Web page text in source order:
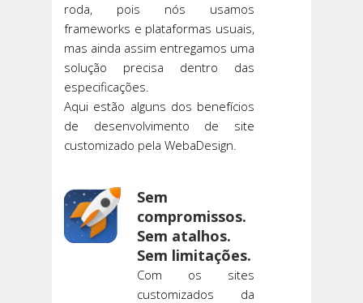
roda, pois nós usamos
frameworks e plataformas usuais,
mas ainda assim entregamos uma
solução precisa dentro das
especificações.
Aqui estão alguns dos benefícios
de desenvolvimento de site
customizado pela WebaDesign.
Sem
compromissos.
Sem atalhos.
Sem limitações.
Com os sites
customizados da